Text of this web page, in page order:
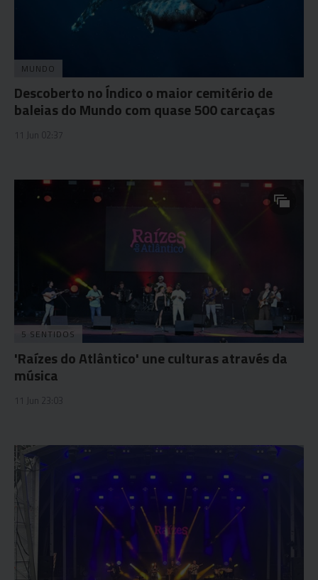
MUNDO
Descoberto no Índico o maior cemitério de
baleias do Mundo com quase 500 carcaças
11 Jun 02:37
5 SENTIDOS
'Raízes do Atlântico' une culturas através da
música
11 Jun 23:03